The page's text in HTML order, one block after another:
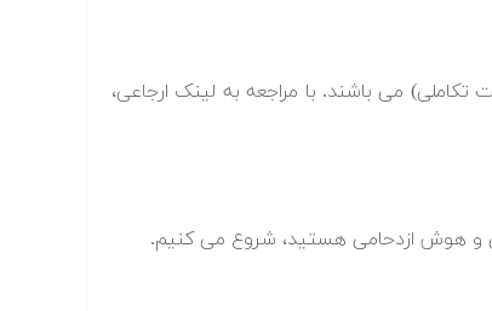
می باشند. با مراجعه به لینک ارجاعی،
و هوش ازدحامی هستید، شروع می کنیم.